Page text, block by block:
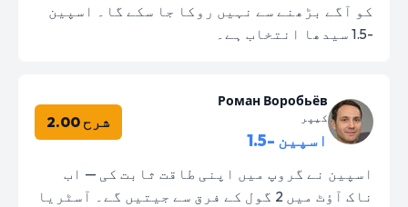
کو آگے بڑھنے سے نہیں روکا جا سکے گا۔ اسپین
-1.5 سیدھا انتخاب ہے۔
Роман Воробьёв
کیپر
اسپین -1.5
شرح 2.00
اسپین نے گروپ میں اپنی طاقت ثابت کی — اب
ناک آؤٹ میں 2 گول کے فرق سے جیتیں گے۔ آسٹریا